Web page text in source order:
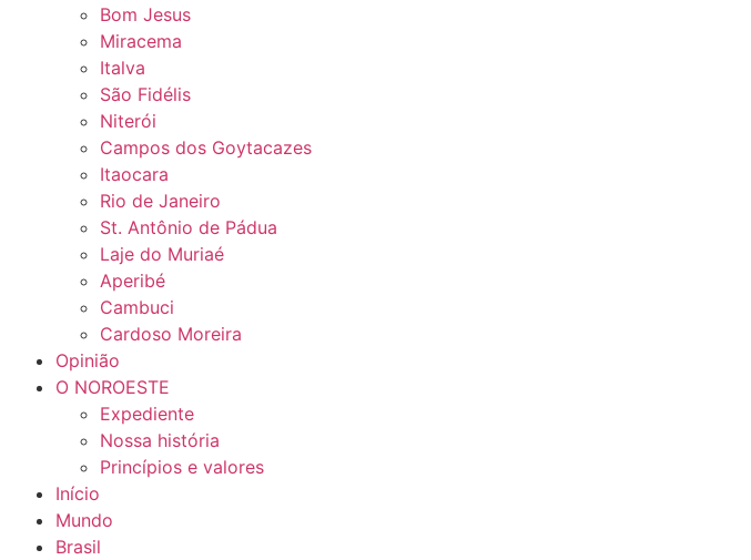
Bom Jesus
Miracema
Italva
São Fidélis
Niterói
Campos dos Goytacazes
Itaocara
Rio de Janeiro
St. Antônio de Pádua
Laje do Muriaé
Aperibé
Cambuci
Cardoso Moreira
Opinião
O NOROESTE
Expediente
Nossa história
Princípios e valores
Início
Mundo
Brasil